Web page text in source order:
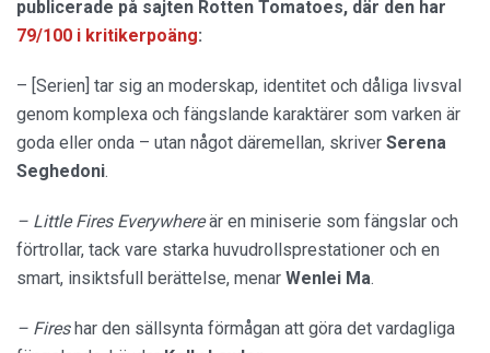
publicerade på sajten Rotten Tomatoes, där den har
79/100 i kritikerpoäng:
– [Serien] tar sig an moderskap, identitet och dåliga livsval
genom komplexa och fängslande karaktärer som varken är
goda eller onda – utan något däremellan, skriver Serena
Seghedoni.
– Little Fires Everywhereär en miniserie som fängslar och
förtrollar, tack vare starka huvudrollsprestationer och en
smart, insiktsfull berättelse, menar Wenlei Ma.
– Fireshar den sällsynta förmågan att göra det vardagliga